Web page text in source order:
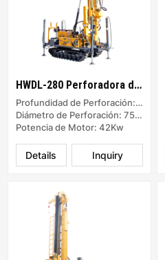
HWDL-280 Perforadora de Lodo/Aire
Profundidad de Perforación: 200m
Diámetro de Perforación: 75-350mm
Potencia de Motor: 42Kw
Inquiry
Details